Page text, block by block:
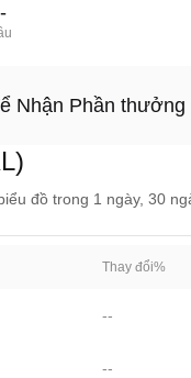
Nhận Phần thưởng
đồ trong 1 ngày, 30
Thay đổi%
--
--